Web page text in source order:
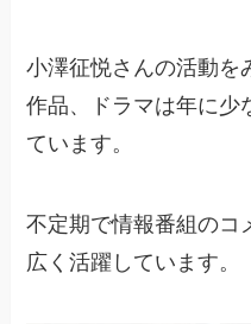
小澤征悦さんの活動を
作品、ドラマは年に少
ています。
不定期で情報番組のコ
広く活躍しています。